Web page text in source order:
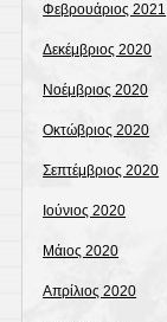
Φεβρουάριος 2021
Δεκέμβριος 2020
Νοέμβριος 2020
Οκτώβριος 2020
Σεπτέμβριος 2020
Ιούνιος 2020
Μάιος 2020
Απρίλιος 2020